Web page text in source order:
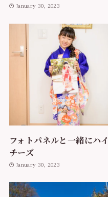
January 30, 2023
フォトパネルと一緒にハイ
チーズ
January 30, 2023